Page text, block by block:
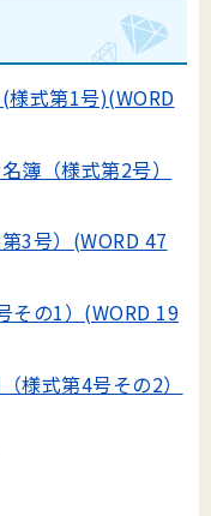
式第1号)(WORD
簿（様式第2号）
3号）(WORD 47
その1）(WORD 19
様式第4号その2）